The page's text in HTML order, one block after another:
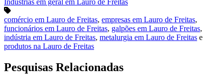
Indústrias em geral em Lauro de Freitas
comércio em Lauro de Freitas, empresas em Lauro de Freitas,
funcionários em Lauro de Freitas, galpões em Lauro de Freitas,
indústria em Lauro de Freitas, metalurgia em Lauro de Freitas e
produtos na Lauro de Freitas
Pesquisas Relacionadas